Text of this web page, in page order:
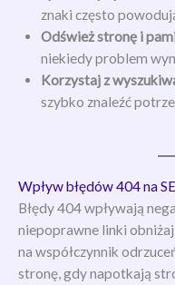
znaki często
Odśwież stronę i
niekiedy problem
Korzystaj z
szybko znaleźć
Wpływ błędów 404 na
Błędy 404 wpływają
niepoprawne linki
na współczynnik
stronę, gdy napotkają